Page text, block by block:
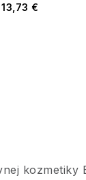
13,73 €
kozmetiky